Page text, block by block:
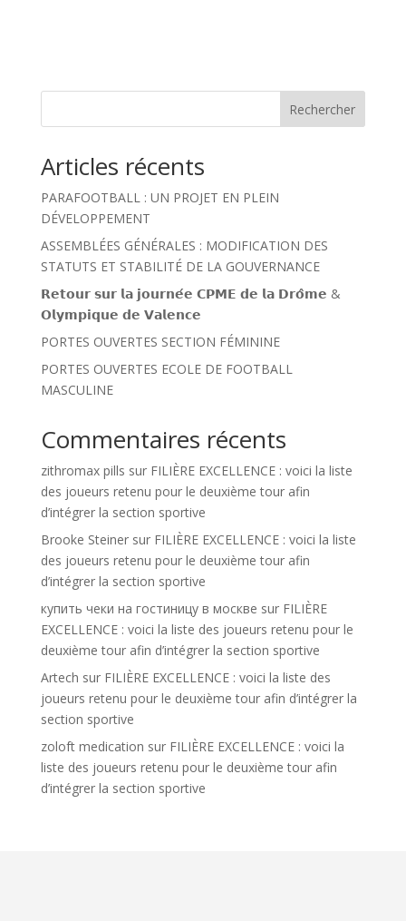
Rechercher
Articles récents
PARAFOOTBALL : UN PROJET EN PLEIN
DÉVELOPPEMENT
ASSEMBLÉES GÉNÉRALES : MODIFICATION DES
STATUTS ET STABILITÉ DE LA GOUVERNANCE
𝗥𝗲𝘁𝗼𝘂𝗿 𝘀𝘂𝗿 𝗹𝗮 𝗷𝗼𝘂𝗿𝗻𝗲́𝗲 𝗖𝗣𝗠𝗘 𝗱𝗲 𝗹𝗮 𝗗𝗿𝗼̂𝗺𝗲 &
𝗢𝗹𝘆𝗺𝗽𝗶𝗾𝘂𝗲 𝗱𝗲 𝗩𝗮𝗹𝗲𝗻𝗰𝗲
PORTES OUVERTES SECTION FÉMININE
PORTES OUVERTES ECOLE DE FOOTBALL
MASCULINE
Commentaires récents
zithromax pills sur FILIÈRE EXCELLENCE : voici la liste
des joueurs retenu pour le deuxième tour afin
d’intégrer la section sportive
Brooke Steinersur FILIÈRE EXCELLENCE : voici la liste
des joueurs retenu pour le deuxième tour afin
d’intégrer la section sportive
купить чеки на гостиницу в москве sur FILIÈRE
EXCELLENCE : voici la liste des joueurs retenu pour le
deuxième tour afin d’intégrer la section sportive
Artech sur FILIÈRE EXCELLENCE : voici la liste des
joueurs retenu pour le deuxième tour afin d’intégrer la
section sportive
zoloft medication sur FILIÈRE EXCELLENCE : voici la
liste des joueurs retenu pour le deuxième tour afin
d’intégrer la section sportive